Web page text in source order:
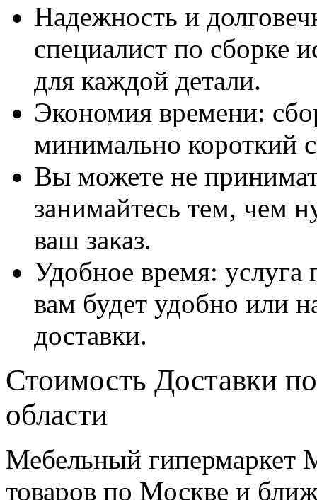
Надежность и
специалист по сборке
для каждой детали.
Экономия времени:
минимально короткий
Вы можете не
занимайтесь тем, чем
ваш заказ.
Удобное время: услуга
вам будет удобно или
доставки.
Стоимость Доставки
области
Мебельный гипермаркет
товаров по Москве и